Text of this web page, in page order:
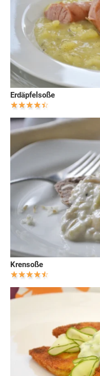
Erdäpfelsoße
Krensoße